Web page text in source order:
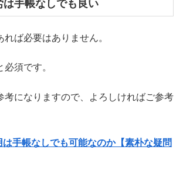
は手帳なしでも良い
ば必要はありません。
須です。
考になりますので、よろしければご参考
は手帳なしでも可能なのか【素朴な疑問